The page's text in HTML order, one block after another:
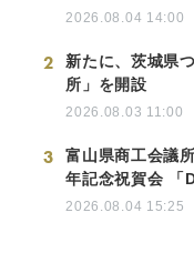
2026.08.04 14:00
2
新たに、茨城県
所」を開設
2026.08.03 11:00
3
富山県商工会議
年記念祝賀会 「
2026.08.04 15:25